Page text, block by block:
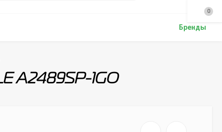
Бренды
A2489SP-1GO
0